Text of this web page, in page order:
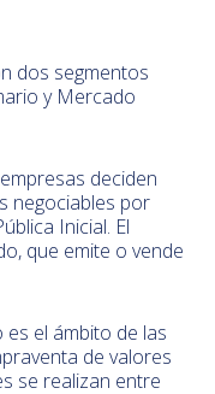
dos segmentos
y Mercado
deciden
negociables por
Inicial. El
que emite o vende
el ámbito de las
de valores
se realizan entre